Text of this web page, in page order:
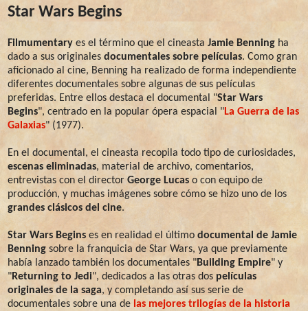
Star Wars Begins
Filmumentary es el término que el cineasta Jamie Benning ha
dado a sus originales documentales sobre películas. Como gran
aficionado al cine, Benning ha realizado de forma independiente
diferentes documentales sobre algunas de sus películas
preferidas. Entre ellos destaca el documental "Star Wars
Begins", centrado en la popular ópera espacial "La Guerra de las
Galaxias" (1977).
En el documental, el cineasta recopila todo tipo de curiosidades,
escenas eliminadas, material de archivo, comentarios,
entrevistas con el director George Lucas o con equipo de
producción, y muchas imágenes sobre cómo se hizo uno de los
grandes clásicos del cine.
Star Wars Begins es en realidad el último documental de Jamie
Benning sobre la franquicia de Star Wars, ya que previamente
había lanzado también los documentales "Building Empire" y
"Returning to Jedi", dedicados a las otras dos películas
originales de la saga, y completando así sus serie de
documentales sobre una de las mejores trilogías de la historia